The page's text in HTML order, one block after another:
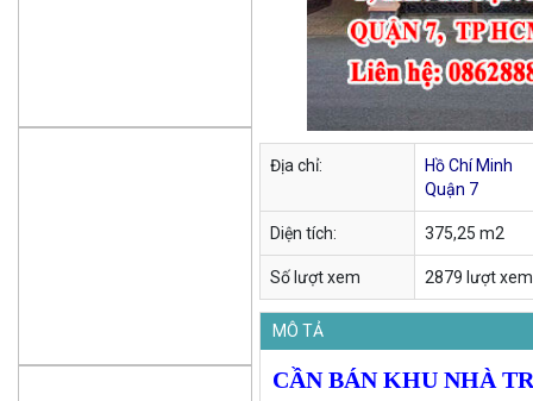
Địa chỉ:
Hồ Chí Minh
Quận 7
Diện tích: 375,25 m2
Số lượt xem 2879 lượt xem
MÔ TẢ
CẦN BÁN KHU NHÀ